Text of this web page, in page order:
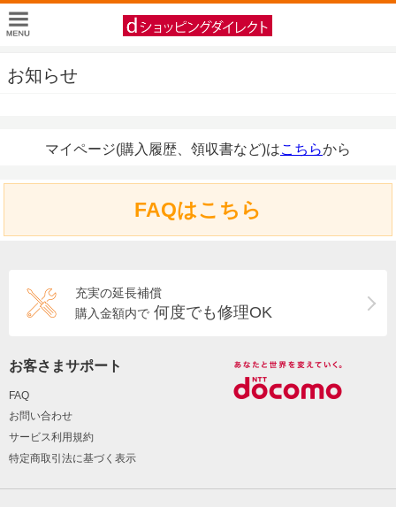
お知らせ
マイページ(購入履歴、領収書など)はこちらから
FAQはこちら
充実の延長補償
購入金額内で 何度でも修理OK
お客さまサポート
FAQ
お問い合わせ
サービス利用規約
特定商取引法に基づく表示